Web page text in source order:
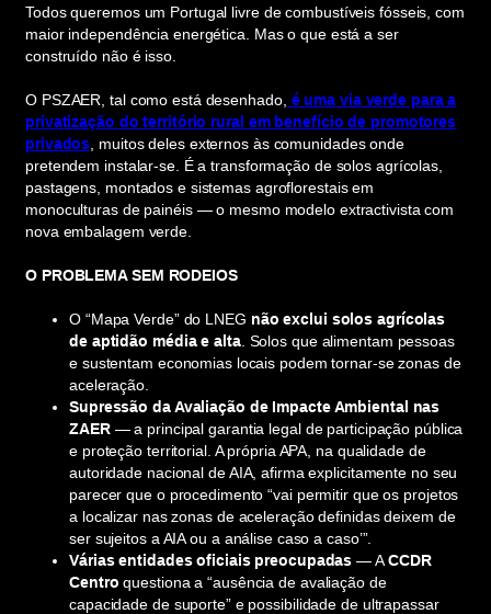
Todos queremos um Portugal livre de combustíveis fósseis, com
maior independência energética. Mas o que está a ser
construído não é isso.
O PSZAER, tal como está desenhado, é uma via verde para a
privatização do território rural em benefício de promotores
privados , muitos deles externos às comunidades onde
pretendem instalar-se. É a transformação de solos agrícolas,
pastagens, montados e sistemas agroflorestais em
monoculturas de painéis — o mesmo modelo extractivista com
nova embalagem verde.
O PROBLEMA SEM RODEIOS
O “Mapa Verde” do LNEG não exclui solos agrícolas
de aptidão média e alta. Solos que alimentam pessoas
e sustentam economias locais podem tornar-se zonas de
aceleração.
Supressão da Avaliação de Impacte Ambiental nas
ZAER— a principal garantia legal de participação pública
e proteção territorial. A própria APA, na qualidade de
autoridade nacional de AIA, afirma explicitamente no seu
parecer que o procedimento “vai permitir que os projetos
a localizar nas zonas de aceleração definidas deixem de
ser sujeitos a AIA ou a análise caso a caso’”.
Várias entidades oficiais preocupadas —ACCDR
Centro questiona a “ausência de avaliação de
capacidade de suporte” e possibilidade de ultrapassar